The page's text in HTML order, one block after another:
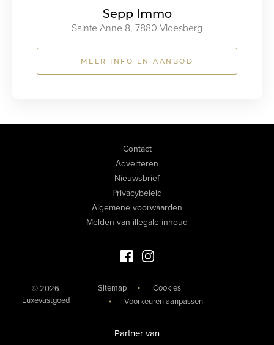
Sepp Immo
Sainte Anne 8, 7880 Vloesberg
MEER INFO EN AANBOD
Contact
Adverteren
Nieuwsbrief
Privacybeleid
Algemene voorwaarden
Melden van illegale inhoud
Facebook Luxevastgoed
Instagram Luxevastgoed
© 2026
Luxevastgoed
Sitemap
Cookies
Voorkeuren aanpassen
Partner van